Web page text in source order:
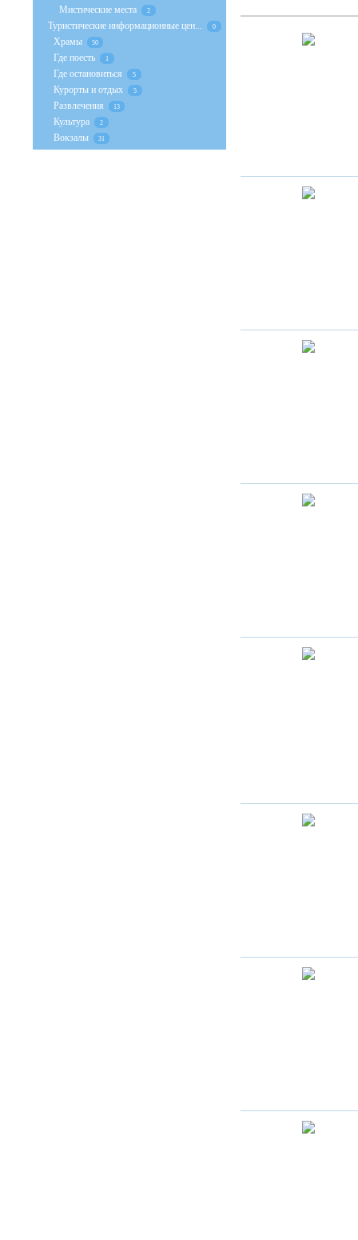
Мистические места 2
Туристические информационные цен... 0
Храмы 50
Где поесть 1
Где остановиться 5
Курорты и отдых 5
Развлечения 13
Культура 2
Вокзалы 31